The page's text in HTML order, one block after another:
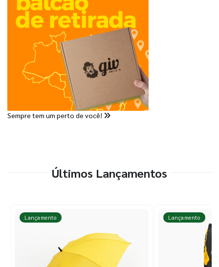
Sempre tem um perto de você!
Últimos Lançamentos
Lançamento Lançamento